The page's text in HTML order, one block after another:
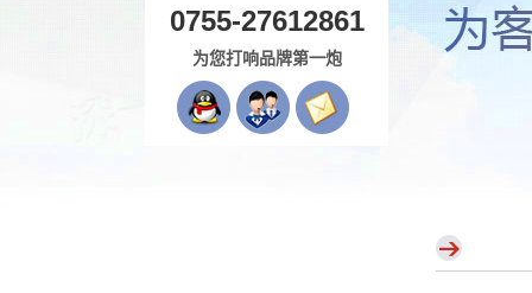
0755-27612861
为您打响品牌第一炮